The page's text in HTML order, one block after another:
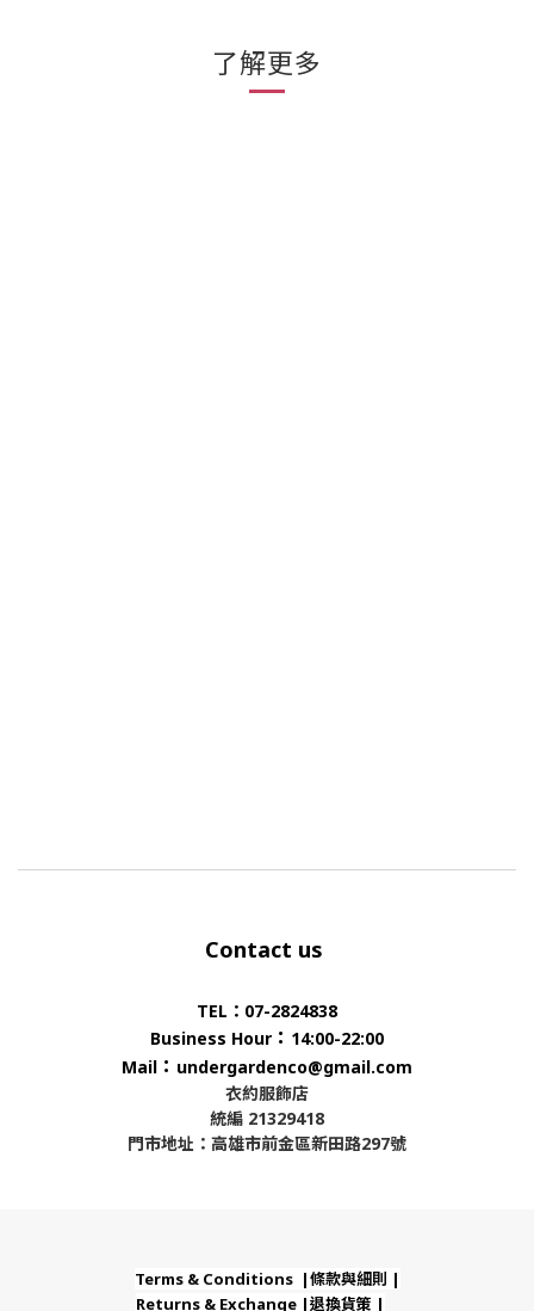
了解更多
Contact us
TEL：07-2824838
Business Hour ： 14:00-22:00
Mail ： undergardenco@gmail.com
衣約服飾店
統編 21329418
門市地址：高雄市前金區新田路297號
Terms & Conditions |條款與細則 |
Returns & Exchange |退換貨策 |